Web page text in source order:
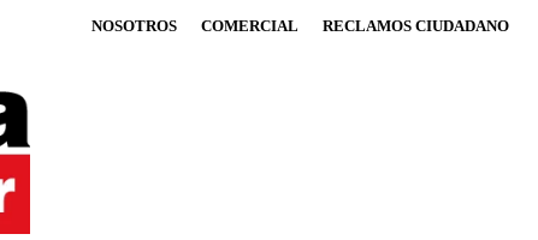
NOSOTROS COMERCIAL RECLAMOS CIUDADANO